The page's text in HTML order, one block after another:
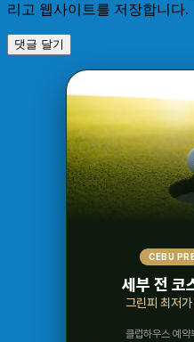
리고 웹사이트를 저장합니다.
CEBU
세부 전 코
그린피 최저
클럽하우스 예약